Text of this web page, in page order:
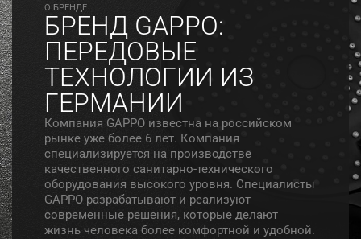
O БРЕНДЕ
БРЕНД GAPPO:
ПЕРЕДОВЫЕ
ТЕХНОЛОГИИ ИЗ
ГЕРМАНИИ
Компания GAPPO известна на российском
рынке уже более 6 лет. Компания
специализируется на производстве
качественного санитарно-технического
оборудования высокого уровня. Специалисты
GAPPO разрабатывают и реализуют
современные решения, которые делают
жизнь человека более комфортной и удобной.